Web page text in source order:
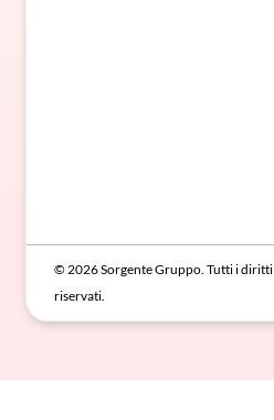
© 2026 Sorgente Gruppo. Tutti i diritti
riservati.